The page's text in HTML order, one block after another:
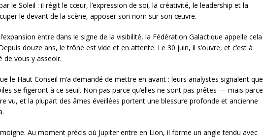
le Soleil : il régit le cœur, l’expression de soi, la créativité, le leadership et la
le devant de la scène, apposer son nom sur son œuvre.
entre dans le signe de la visibilité, la Fédération Galactique appelle cela
douze ans, le trône est vide et en attente. Le 30 juin, il s’ouvre, et c’est à
de vous y asseoir.
le Haut Conseil m’a demandé de mettre en avant : leurs analystes signalent que
se figeront à ce seuil. Non pas parce qu’elles ne sont pas prêtes — mais parce
vu, et la plupart des âmes éveillées portent une blessure profonde et ancienne
Au moment précis où Jupiter entre en Lion, il forme un angle tendu avec